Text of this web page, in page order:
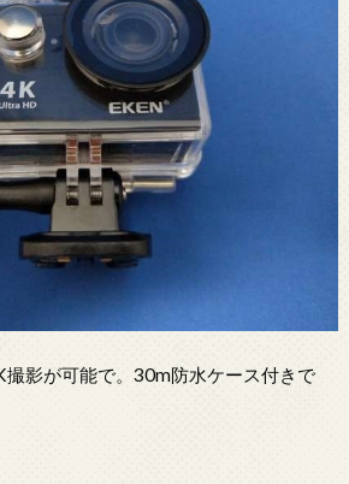
影が可能で。30m防水ケース付きで